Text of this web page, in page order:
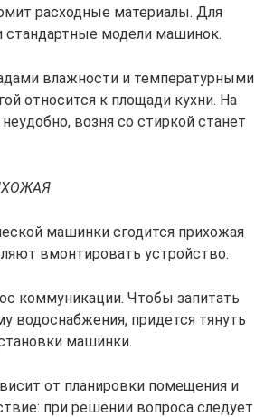
расходные материалы. Для
стандартные модели машинок.
влажности и температурными
относится к площади кухни. На
возня со стиркой станет
машинки сгодится прихожая
вмонтировать устройство.
коммуникации. Чтобы запитать
водоснабжения, придется тянуть
машинки.
от планировки помещения и
при решении вопроса следует